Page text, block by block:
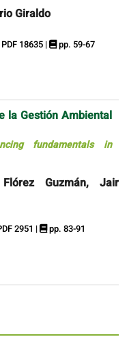
Giraldo
18635 | pp. 59-67
la Gestión Ambiental
fundamentals in
Guzmán, Jair
2951 | pp. 83-91